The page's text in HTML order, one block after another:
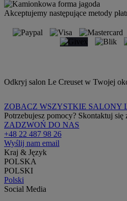
Akceptujemy następujące metody
Odkryj salon Le Creuset w Twojej
ZOBACZ WSZYSTKIE SALONY
Potrzebujesz pomocy? Skontaktuj się
ZADZWOŃ DO NAS
+48 22 487 98 26
Wyślij nam email
Kraj & Język
POLSKA
POLSKI
Polski
Social Media